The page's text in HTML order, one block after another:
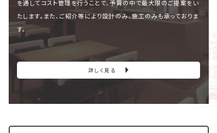
を通してコスト管理を行うことで、予算の中で最大限のご提案をい
たします。また、ご紹介等により設計のみ、施工のみも承っておりま
す。
詳しく見る